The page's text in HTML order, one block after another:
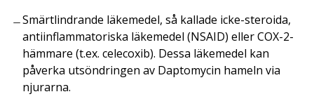
Smärtlindrande läkemedel, så kallade icke-steroida,
antiinflammatoriska läkemedel (NSAID) eller COX-2-
hämmare (t.ex. celecoxib). Dessa läkemedel kan
påverka utsöndringen av Daptomycin hameln via
njurarna.